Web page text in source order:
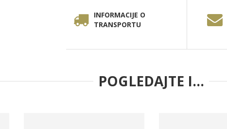
INFORMACIJE O
TRANSPORTU
POGLEDAJTE I...